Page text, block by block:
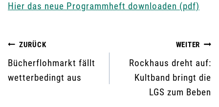
Hier das neue Programmheft downloaden (pdf)
Beitragsnavigation
ZURÜCK
Bücherflohmarkt fällt
wetterbedingt aus
WEITER
Rockhaus dreht auf:
Kultband bringt die
LGS zum Beben